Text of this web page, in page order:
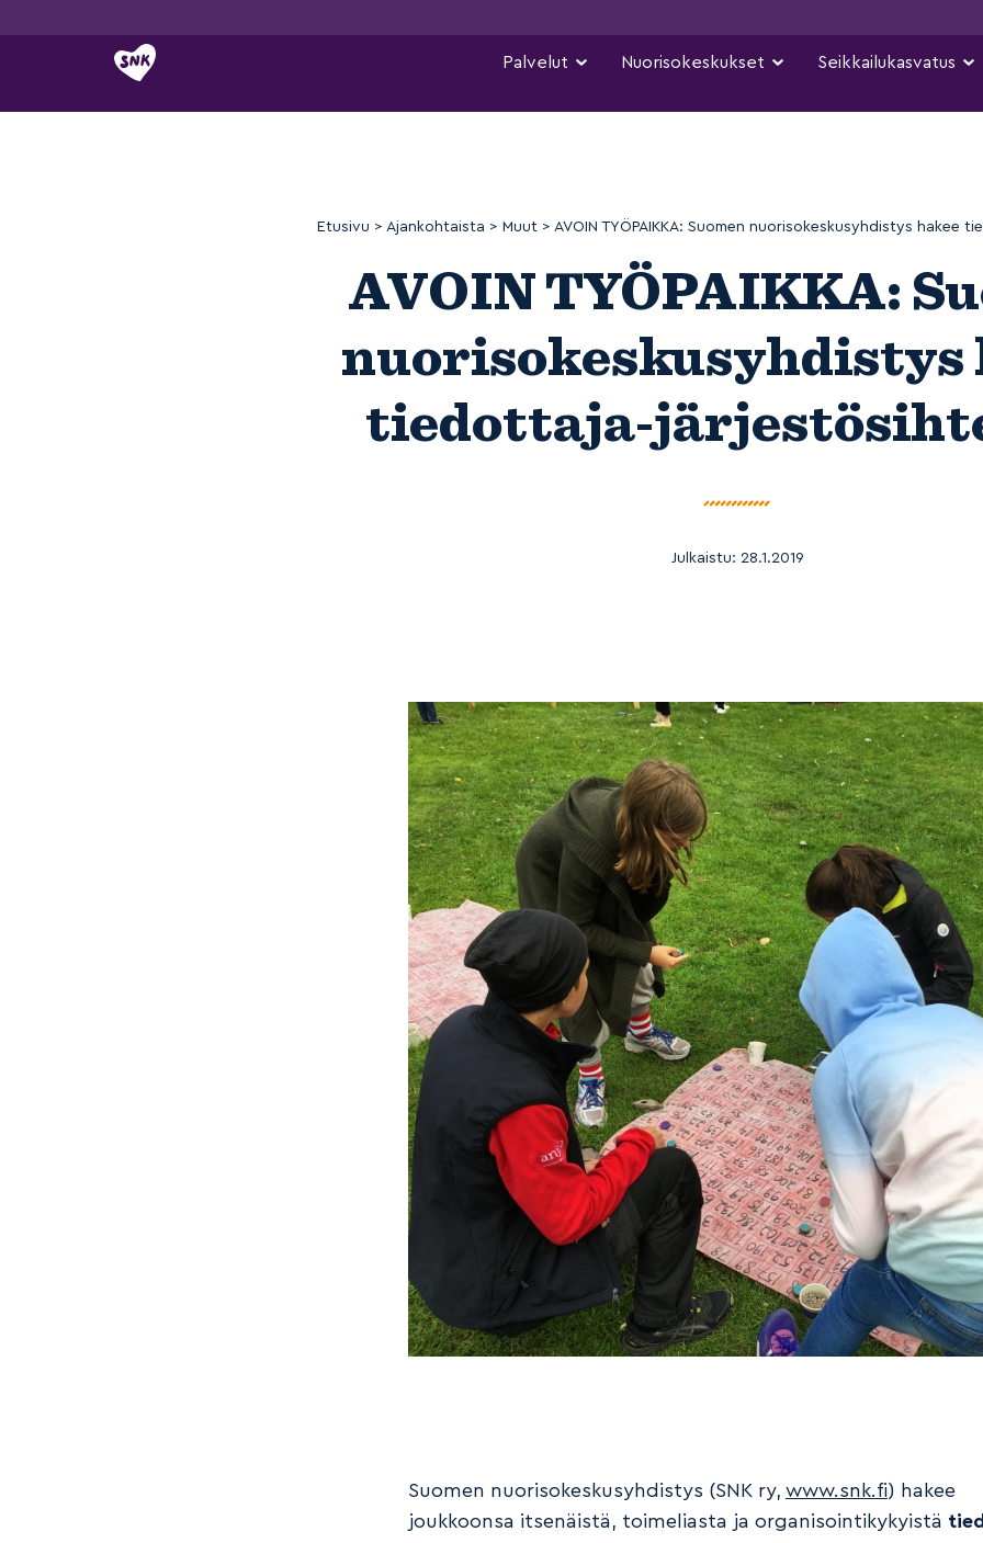
Siirry
Palvelut Nuorisokeskukset Seikkailukasvatus
Etusivu > Ajankohtaista > Muut > AVOIN TYÖPAIKKA: Suomen nuorisokeskusyhdistys hakee
AVOIN TYÖPAIKKA:
nuorisokeskusyhdistys
tiedottaja-
Julkaistu: 28.1.2019
Suomen nuorisokeskusyhdistys (SNK ry, www.snk.fi) hakee
joukkoonsa itsenäistä, toimeliasta ja organisointikykyistä